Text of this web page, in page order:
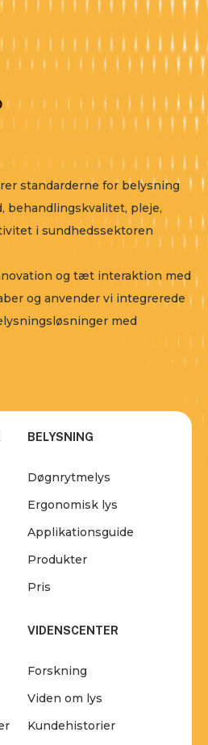
standarderne for belysning
behandlingskvalitet, pleje,
i sundhedssektoren
og tæt interaktion med
og anvender vi integrerede
med
BELYSNING
Døgnrytmelys
Ergonomisk lys
Applikationsguide
Produkter
Pris
VIDENSCENTER
Forskning
Viden om lys
Kundehistorier